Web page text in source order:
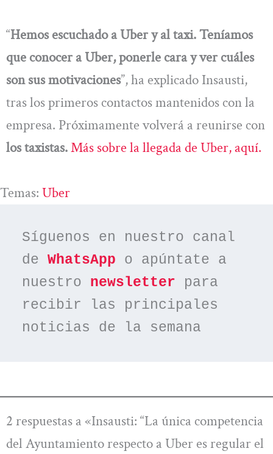
“Hemos escuchado a Uber y al taxi. Teníamos
que conocer a Uber, ponerle cara y ver cuáles
son sus motivaciones”, ha explicado Insausti,
tras los primeros contactos mantenidos con la
empresa. Próximamente volverá a reunirse con
los taxistas.Más sobre la llegada de Uber, aquí.
Temas: Uber
Síguenos en nuestro canal
de WhatsApp o apúntate a
nuestro newsletter para
recibir las principales
noticias de la semana
2 respuestas a «Insausti: “La única competencia
del Ayuntamiento respecto a Uber es regular el